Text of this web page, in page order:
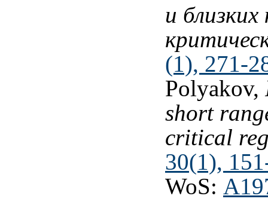
и близких
(1), 271-
Polyakov,
short
critical
30(1),
WoS: